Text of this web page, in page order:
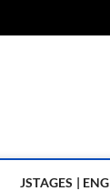
JSTAGES | ENG